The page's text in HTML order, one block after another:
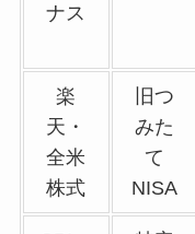
ナス
楽
天・
全米
株式
旧つ
みた
て
NISA